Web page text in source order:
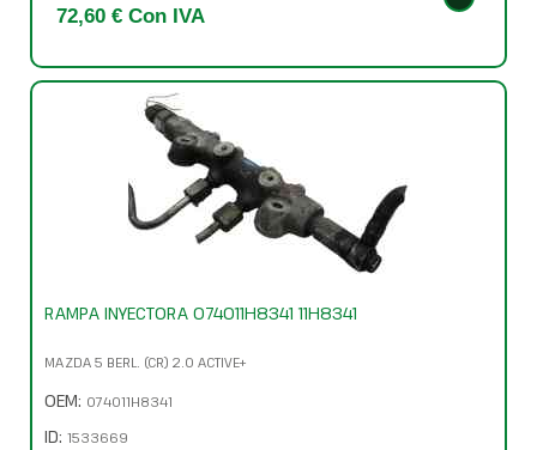
72,60 € Con IVA
RAMPA INYECTORA 074011H8341 11H8341
MAZDA 5 BERL. (CR) 2.0 ACTIVE+
OEM: 074011H8341
ID: 1533669